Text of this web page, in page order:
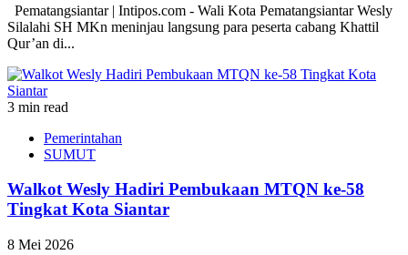
Pematangsiantar | Intipos.com - Wali Kota Pematangsiantar Wesly
Silalahi SH MKn meninjau langsung para peserta cabang Khattil
Qur’an di...
3 min read
Pemerintahan
SUMUT
Walkot Wesly Hadiri Pembukaan MTQN ke-58
Tingkat Kota Siantar
8 Mei 2026